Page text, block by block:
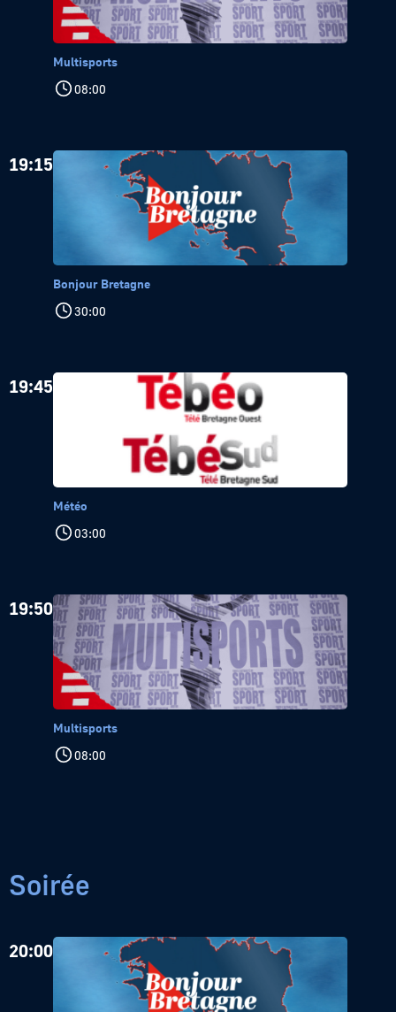
Multisports
08:00
19:15
Bonjour Bretagne
30:00
19:45
Météo
03:00
19:50
Multisports
08:00
Soirée
20:00